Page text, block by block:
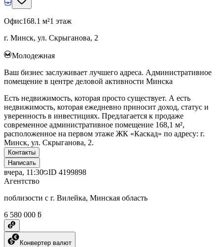
Офис168.1 м²1 этаж
г. Минск, ул. Скрыганова, 2
Молодежная
Ваш бизнес заслуживает лучшего адреса. Административное
помещение в центре деловой активности Минска
Есть недвижимость, которая просто существует. А есть
недвижимость, которая ежедневно приносит доход, статус и
уверенность в инвестициях. Предлагается к продаже
современное административное помещение 168,1 м²,
расположенное на первом этаже ЖК «Каскад» по адресу: г.
Минск, ул. Скрыганова, 2.
Контакты
Написать
вчера, 11:30 ID 4199898
Агентство
поблизости с г. Вилейка, Минская область
6 580 000 ƃ
Конвертер валют